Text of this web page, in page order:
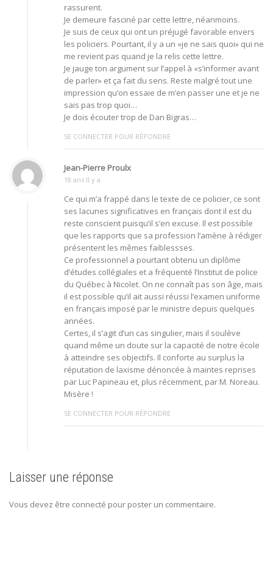
rassurent.
Je demeure fasciné par cette lettre, néanmoins.
Je suis de ceux qui ont un préjugé favorable envers
les policiers. Pourtant, il y a un «je ne sais quoi» qui ne
me revient pas quand je la relis cette lettre.
Je jauge ton argument sur l’appel à «s’informer avant
de parler» et ça fait du sens. Reste malgré tout une
impression qu’on essaie de m’en passer une et je ne
sais pas trop quoi…
Je dois écouter trop de Dan Bigras…
SE CONNECTER POUR RÉPONDRE
Jean-Pierre Proulx
18 ans Il y a
Ce qui m’a frappé dans le texte de ce policier, ce sont
ses lacunes significatives en français dont il est du
reste conscient puisqu’il s’en excuse. Il est possible
que les rapports que sa profession l’amène à rédiger
présentent les mêmes faiblessses.
Ce professionnel a pourtant obtenu un diplôme
d’études collégiales et a fréquenté l’Institut de police
du Québec à Nicolet. On ne connaît pas son âge, mais
il est possible qu’il ait aussi réussi l’examen uniforme
en français imposé par le ministre depuis quelques
années.
Certes, il s’agit d’un cas singulier, mais il soulève
quand même un doute sur la capacité de notre école
à atteindre ses objectifs. Il conforte au surplus la
réputation de laxisme dénoncée à maintes reprises
par Luc Papineau et, plus récemment, par M. Noreau.
Misère !
SE CONNECTER POUR RÉPONDRE
Laisser une réponse
Vous devez être connecté pour poster un commentaire.